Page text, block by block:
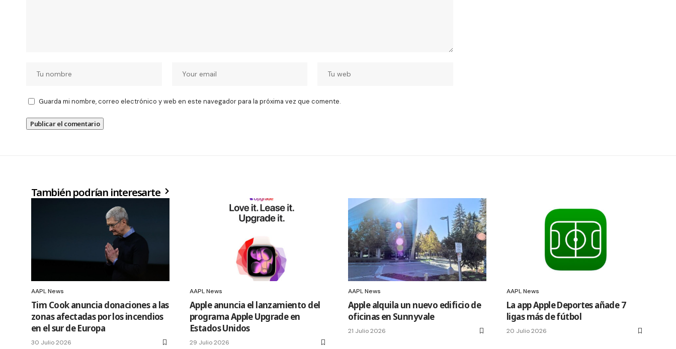
Guarda mi nombre, correo electrónico y web en este navegador para la próxima vez que comente.
También podrían interesarte
AAPL News
Tim Cook anuncia donaciones a las
zonas afectadas por los incendios
en el sur de Europa
30 Julio 2026
AAPL News
Apple anuncia el lanzamiento del
programa Apple Upgrade en
Estados Unidos
29 Julio 2026
AAPL News
Apple alquila un nuevo edificio de
oficinas en Sunnyvale
21 Julio 2026
AAPL News
La app Apple Deportes añade 7
ligas más de fútbol
20 Julio 2026